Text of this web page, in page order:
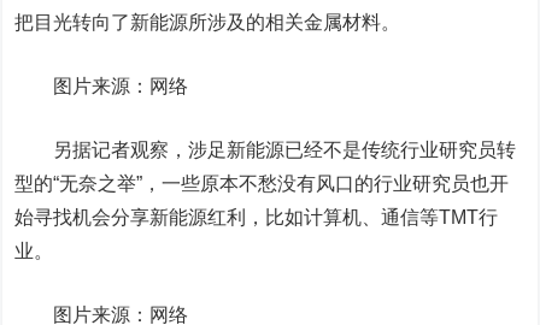
把目光转向了新能源所涉及的相关金属材料。
图片来源：网络
另据记者观察，涉足新能源已经不是传统行业研究员转
型的“无奈之举”，一些原本不愁没有风口的行业研究员也开
始寻找机会分享新能源红利，比如计算机、通信等TMT行
业。
图片来源：网络